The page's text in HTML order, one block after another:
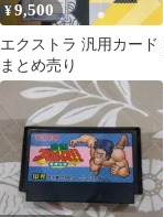
¥9,500
エクストラ 汎用カード
まとめ売り